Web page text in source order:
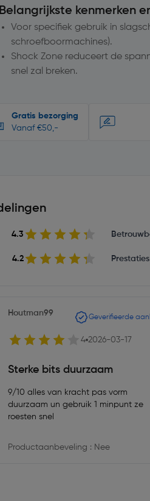
Belangrijkste kenmerken
Voor specifiek gebruik in
schroefboormachines).
Shock Zone reduceert de
snel zal breken.
Gratis bezorging
Vanaf €50,-
4.3
4.2 Prestaties
Houtman99 Geverifieerde
4 2026-03-17
Sterke bits duurzaam
9/10 alles van kracht pas vorm
duurzaam un gebruik 1 minpunt ze
roesten snel
Productaanbeveling : Nee